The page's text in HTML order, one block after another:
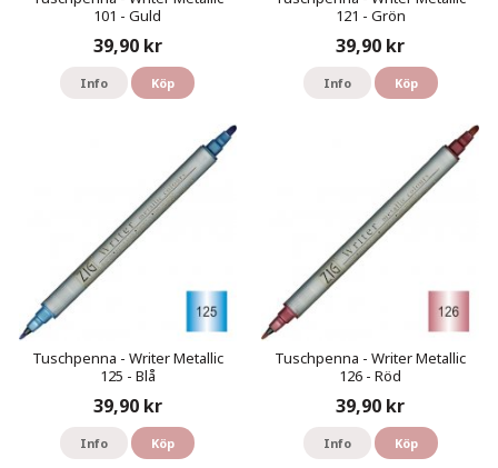
101 - Guld
39,90 kr
Info Köp
121 - Grön
39,90 kr
Info Köp
Tuschpenna - Writer Metallic
125 - Blå
39,90 kr
Info Köp
Tuschpenna - Writer Metallic
126 - Röd
39,90 kr
Info Köp